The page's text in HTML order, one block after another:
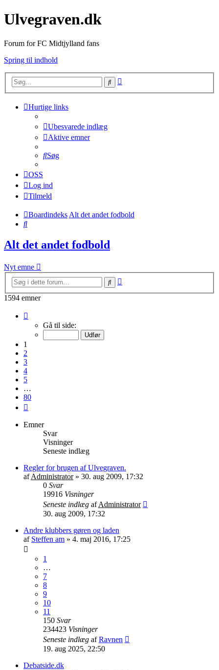
Ulvegraven.dk
Forum for FC Midtjylland fans
Spring til indhold
Søg
Hurtige links
Ubesvarede indlæg
Aktive emner
Søg
OSS
Log ind
Tilmeld
BoardindeksAlt det andet fodbold
Søg
Alt det andet fodbold
Nyt emne
Søg
1594 emner
Gå til side:
1
2
3
4
5
…
80
Emner
Svar
Visninger
Seneste indlæg
Regler for brugen af Ulvegraven.
afAdministrator» 30. aug 2009, 17:32
0 Svar
19916 Visninger
Seneste indlæg afAdministrator
30. aug 2009, 17:32
Andre klubbers gøren og laden
af Steffen am » 4. maj 2016, 17:25
1
…
7
8
9
10
11
150 Svar
234423 Visninger
Seneste indlæg afRavnen
19. aug 2025, 22:50
Debatside.dk